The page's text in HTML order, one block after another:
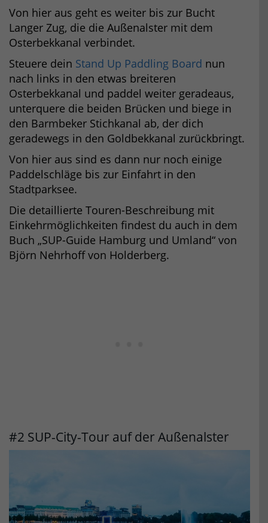
Von hier aus geht es weiter bis zur Bucht
Langer Zug, die die Außenalster mit dem
Osterbekkanal verbindet.
Steuere dein Stand Up Paddling Board nun
nach links in den etwas breiteren
Osterbekkanal und paddel weiter geradeaus,
unterquere die beiden Brücken und biege in
den Barmbeker Stichkanal ab, der dich
geradewegs in den Goldbekkanal zurückbringt.
Von hier aus sind es dann nur noch einige
Paddelschläge bis zur Einfahrt in den
Stadtparksee.
Die detaillierte Touren-Beschreibung mit
Einkehrmöglichkeiten findest du auch in dem
Buch „SUP-Guide Hamburg und Umland“ von
Björn Nehrhoff von Holderberg.
#2 SUP-City-Tour auf der Außenalster